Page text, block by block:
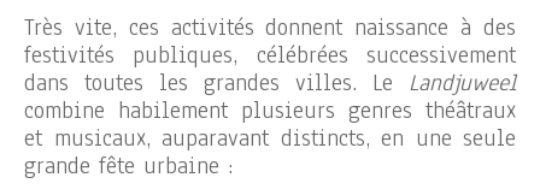
Très vite, ces activités donnent naissance à des
festivités publiques, célébrées successivement
dans toutes les grandes villes. Le Landjuweel
combine habilement plusieurs genres théâtraux
et musicaux, auparavant distincts, en une seule
grande fête urbaine :